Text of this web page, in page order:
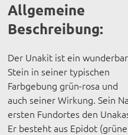
Allgemeine
Beschreibung:
Der Unakit ist ein
Stein in seiner typischen
Farbgebung grün-rosa und
auch seiner Wirkung. Sein
ersten Fundortes den
Er besteht aus Epidot